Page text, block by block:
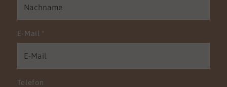
E-Mail *
Telefon